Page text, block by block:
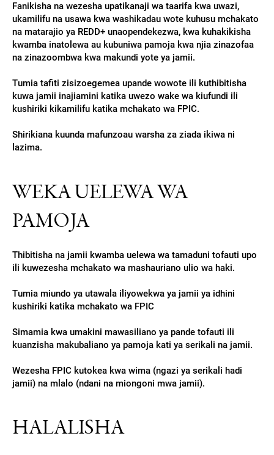
Fanikisha na wezesha upatikanaji wa taarifa kwa uwazi,
ukamilifu na usawa kwa washikadau wote kuhusu mchakato
na matarajio ya REDD+ unaopendekezwa, kwa kuhakikisha
kwamba inatolewa au kubuniwa pamoja kwa njia zinazofaa
na zinazoombwa kwa makundi yote ya jamii.
Tumia tafiti zisizoegemea upande wowote ili kuthibitisha
kuwa jamii inajiamini katika uwezo wake wa kiufundi ili
kushiriki kikamilifu katika mchakato wa FPIC.
Shirikiana kuunda mafunzoau warsha za ziada ikiwa ni
lazima.
WEKA UELEWA WA
PAMOJA
Thibitisha na jamii kwamba uelewa wa tamaduni tofauti upo
ili kuwezesha mchakato wa mashauriano ulio wa haki.
Tumia miundo ya utawala iliyowekwa ya jamii ya idhini
kushiriki katika mchakato wa FPIC
Simamia kwa umakini mawasiliano ya pande tofauti ili
kuanzisha makubaliano ya pamoja kati ya serikali na jamii.
Wezesha FPIC kutokea kwa wima (ngazi ya serikali hadi
jamii) na mlalo (ndani na miongoni mwa jamii).
HALALISHA